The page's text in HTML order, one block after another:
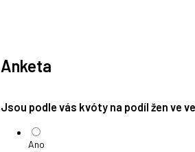
Anketa
Jsou podle vás kvóty na podíl žen ve
Ano